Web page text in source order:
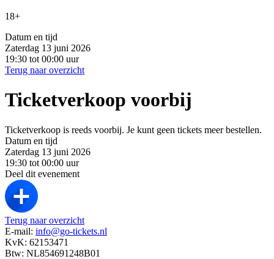
18+
Datum en tijd
Zaterdag 13 juni 2026
19:30 tot 00:00 uur
Terug naar overzicht
Ticketverkoop voorbij
Ticketverkoop is reeds voorbij. Je kunt geen tickets meer bestellen.
Datum en tijd
Zaterdag 13 juni 2026
19:30 tot 00:00 uur
Deel dit evenement
Terug naar overzicht
E-mail: info@go-tickets.nl
KvK: 62153471
Btw: NL854691248B01